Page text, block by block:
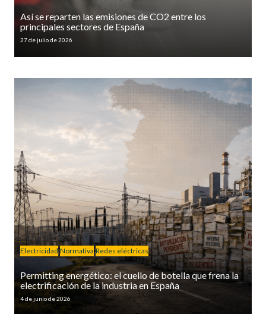
Así se reparten las emisiones de CO2 entre los
principales sectores de España
27 de julio de 2026
Electricidad Normativa Redes eléctricas
Permitting energético: el cuello de botella que frena la
electrificación de la industria en España
4 de junio de 2026